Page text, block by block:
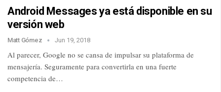
Android Messages ya está disponible en su
versión web
Matt Gómez Jun 19, 2018
Al parecer, Google no se cansa de impulsar su plataforma de
mensajería. Seguramente para convertirla en una fuerte
competencia de…